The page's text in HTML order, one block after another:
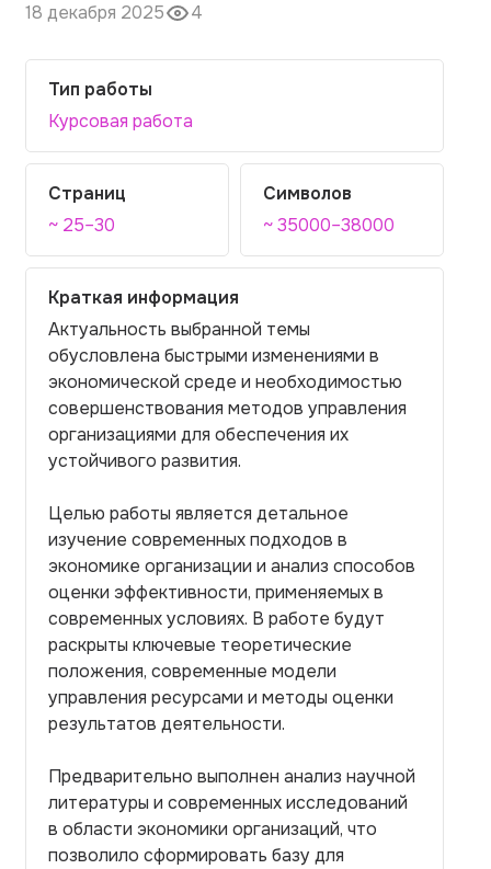
Вопросы и ответы
18 декабря 2025 4
Тип работы
Курсовая работа
Страниц
~ 25–30
Символов
~ 35000–38000
Краткая информация
Актуальность выбранной темы
обусловлена быстрыми изменениями в
экономической среде и необходимостью
совершенствования методов управления
организациями для обеспечения их
устойчивого развития.
Целью работы является детальное
изучение современных подходов в
экономике организации и анализ способов
оценки эффективности, применяемых в
современных условиях. В работе будут
раскрыты ключевые теоретические
положения, современные модели
управления ресурсами и методы оценки
результатов деятельности.
Предварительно выполнен анализ научной
литературы и современных исследований
в области экономики организаций, что
позволило сформировать базу для